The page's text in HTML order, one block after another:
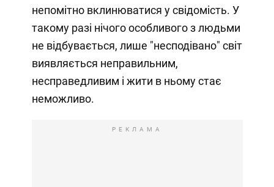
непомітно вклинюватися у свідомість. У
такому разі нічого особливого з людьми
не відбувається, лише "несподівано" світ
виявляється неправильним,
несправедливим і жити в ньому стає
неможливо.
РЕКЛАМА